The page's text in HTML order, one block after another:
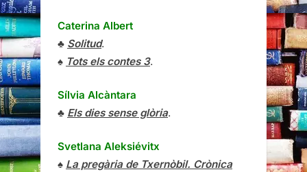
Caterina Albert
♣ Solitud.
♠ Tots els contes 3.
Sílvia Alcàntara
♣ Els dies sense glòria.
Svetlana Aleksiévitx
♠ La pregària de Txernòbil. Crònica